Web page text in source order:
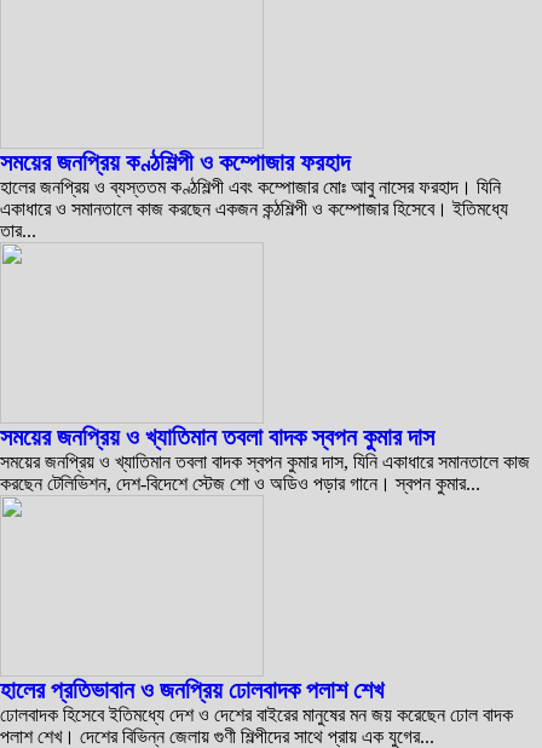
সময়ের জনপ্রিয় কণ্ঠশিল্পী ও কম্পোজার ফরহাদ
হালের জনপ্রিয় ও ব্যস্ততম কণ্ঠশিল্পী এবং কম্পোজার মোঃ আবু নাসের ফরহাদ। যিনি
একাধারে ও সমানতালে কাজ করছেন একজন কন্ঠশিল্পী ও কম্পোজার হিসেবে। ইতিমধ্যে
তার...
সময়ের জনপ্রিয় ও খ্যাতিমান তবলা বাদক স্বপন কুমার দাস
সময়ের জনপ্রিয় ও খ্যাতিমান তবলা বাদক স্বপন কুমার দাস, যিনি একাধারে সমানতালে কাজ
করছেন টেলিভিশন, দেশ-বিদেশে স্টেজ শো ও অডিও পড়ার গানে। স্বপন কুমার...
হালের প্রতিভাবান ও জনপ্রিয় ঢোলবাদক পলাশ শেখ
ঢোলবাদক হিসেবে ইতিমধ্যে দেশ ও দেশের বাইরের মানুষের মন জয় করেছেন ঢোল বাদক
পলাশ শেখ। দেশের বিভিন্ন জেলায় গুণী শিল্পীদের সাথে প্রায় এক যুগের...